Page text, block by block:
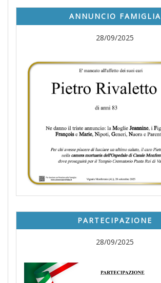
ANNUNCIO FAMIGLIA
28/09/2025
PARTECIPAZIONE
28/09/2025